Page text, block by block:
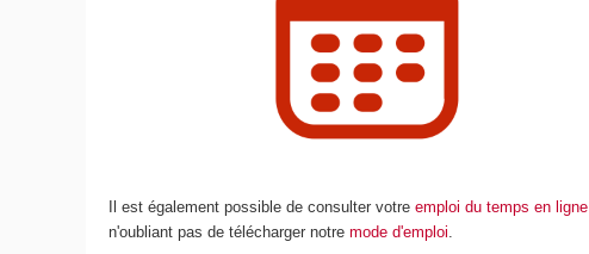
Il est également possible de consulter votreemploi du temps en ligne
n'oubliant pas de télécharger notremode d'emploi.